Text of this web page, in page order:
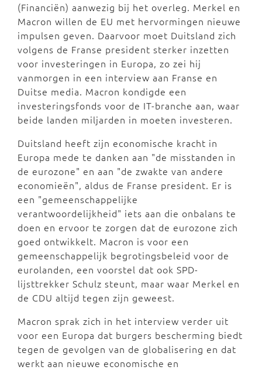
(Financiën) aanwezig bij het overleg. Merkel en
Macron willen de EU met hervormingen nieuwe
impulsen geven. Daarvoor moet Duitsland zich
volgens de Franse president sterker inzetten
voor investeringen in Europa, zo zei hij
vanmorgen in een interview aan Franse en
Duitse media. Macron kondigde een
investeringsfonds voor de IT-branche aan, waar
beide landen miljarden in moeten investeren.
Duitsland heeft zijn economische kracht in
Europa mede te danken aan "de misstanden in
de eurozone" en aan "de zwakte van andere
economieën", aldus de Franse president. Er is
een "gemeenschappelijke
verantwoordelijkheid" iets aan die onbalans te
doen en ervoor te zorgen dat de eurozone zich
goed ontwikkelt. Macron is voor een
gemeenschappelijk begrotingsbeleid voor de
eurolanden, een voorstel dat ook SPD-
lijsttrekker Schulz steunt, maar waar Merkel en
de CDU altijd tegen zijn geweest.
Macron sprak zich in het interview verder uit
voor een Europa dat burgers bescherming biedt
tegen de gevolgen van de globalisering en dat
werkt aan nieuwe economische en